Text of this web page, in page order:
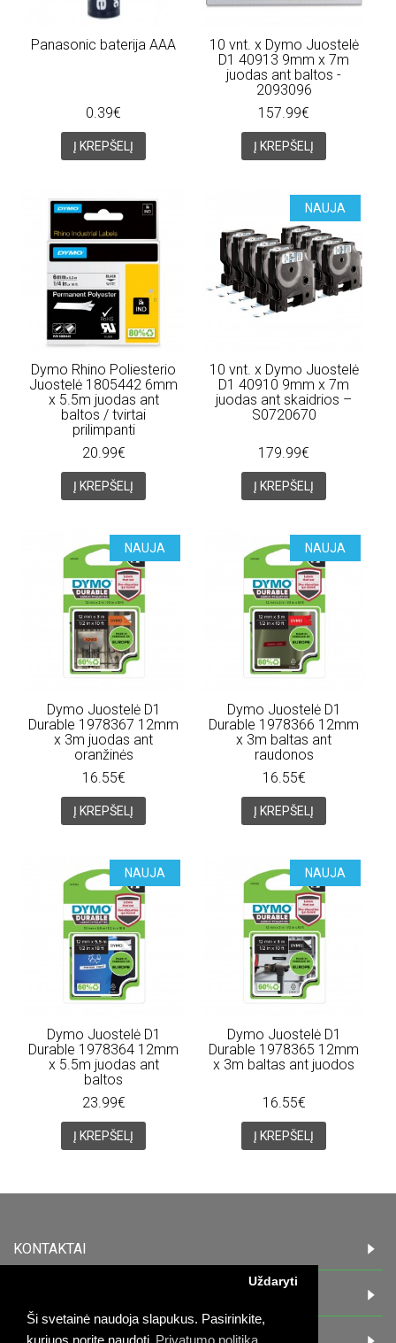
Ši svetainė naudoja slapukus. Pasirinkite,
Uždaryti
Panasonic baterija AAA
0.39€
Į KREPŠELĮ
10 vnt. x Dymo Juostelė
D1 40913 9mm x 7m
juodas ant baltos -
2093096
157.99€
Į KREPŠELĮ
Dymo Rhino Poliesterio
Juostelė 1805442 6mm
x 5.5m juodas ant
baltos / tvirtai
prilimpanti
20.99€
Į KREPŠELĮ
NAUJA
10 vnt. x Dymo Juostelė
D1 40910 9mm x 7m
juodas ant skaidrios –
S0720670
179.99€
Į KREPŠELĮ
NAUJA
Dymo Juostelė D1
Durable 1978367 12mm
x 3m juodas ant
oranžinės
16.55€
Į KREPŠELĮ
NAUJA
Dymo Juostelė D1
Durable 1978366 12mm
x 3m baltas ant
raudonos
16.55€
Į KREPŠELĮ
NAUJA
Dymo Juostelė D1
Durable 1978364 12mm
x 5.5m juodas ant
baltos
23.99€
Į KREPŠELĮ
NAUJA
Dymo Juostelė D1
Durable 1978365 12mm
x 3m baltas ant juodos
16.55€
Į KREPŠELĮ
KONTAKTAI